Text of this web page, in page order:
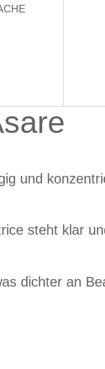
und
steht klar
dichter an